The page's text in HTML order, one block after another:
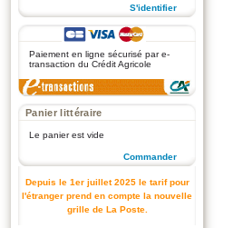
S'identifier
Paiement en ligne sécurisé par e-
transaction du Crédit Agricole
Panier littéraire
Le panier est vide
Commander
Depuis le 1er juillet 2025 le tarif pour
l'étranger prend en compte la nouvelle
grille de La Poste.